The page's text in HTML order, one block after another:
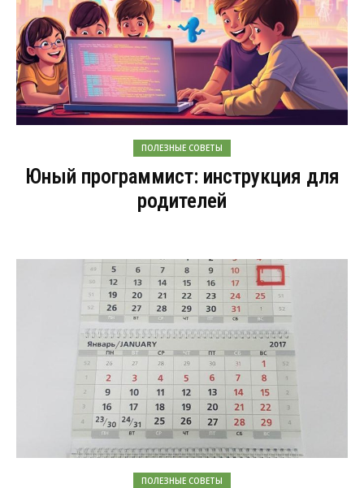
ПОЛЕЗНЫЕ СОВЕТЫ
Юный программист: инструкция для
родителей
ПОЛЕЗНЫЕ СОВЕТЫ